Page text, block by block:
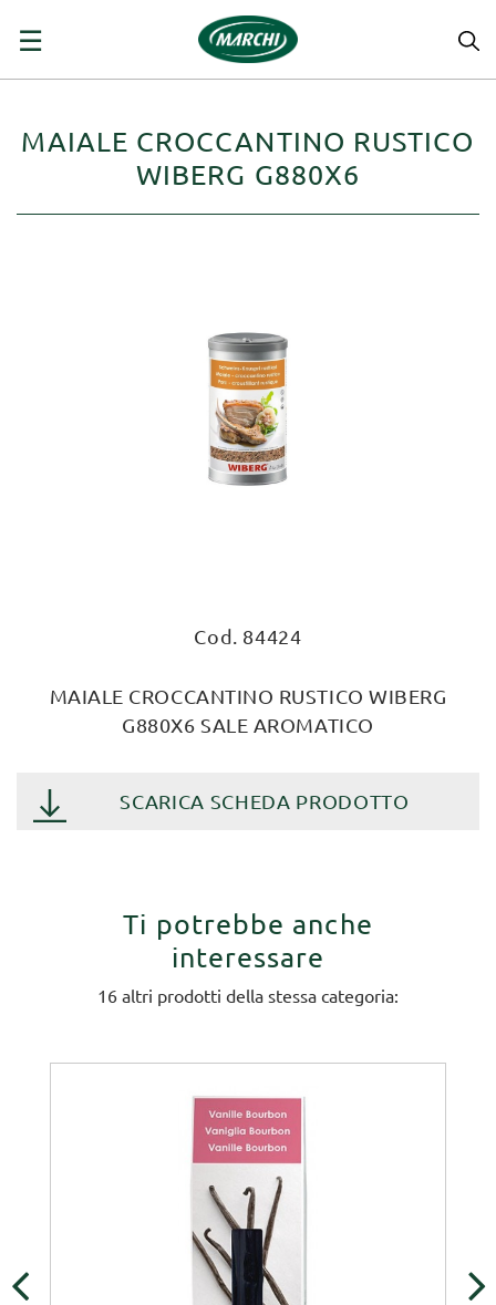
navigazione
☰
MAIALE CROCCANTINO RUSTICO
WIBERG G880X6
Cod. 84424
MAIALE CROCCANTINO RUSTICO WIBERG
G880X6 SALE AROMATICO
SCARICA SCHEDA PRODOTTO
Ti potrebbe anche
interessare
16 altri prodotti della stessa categoria: